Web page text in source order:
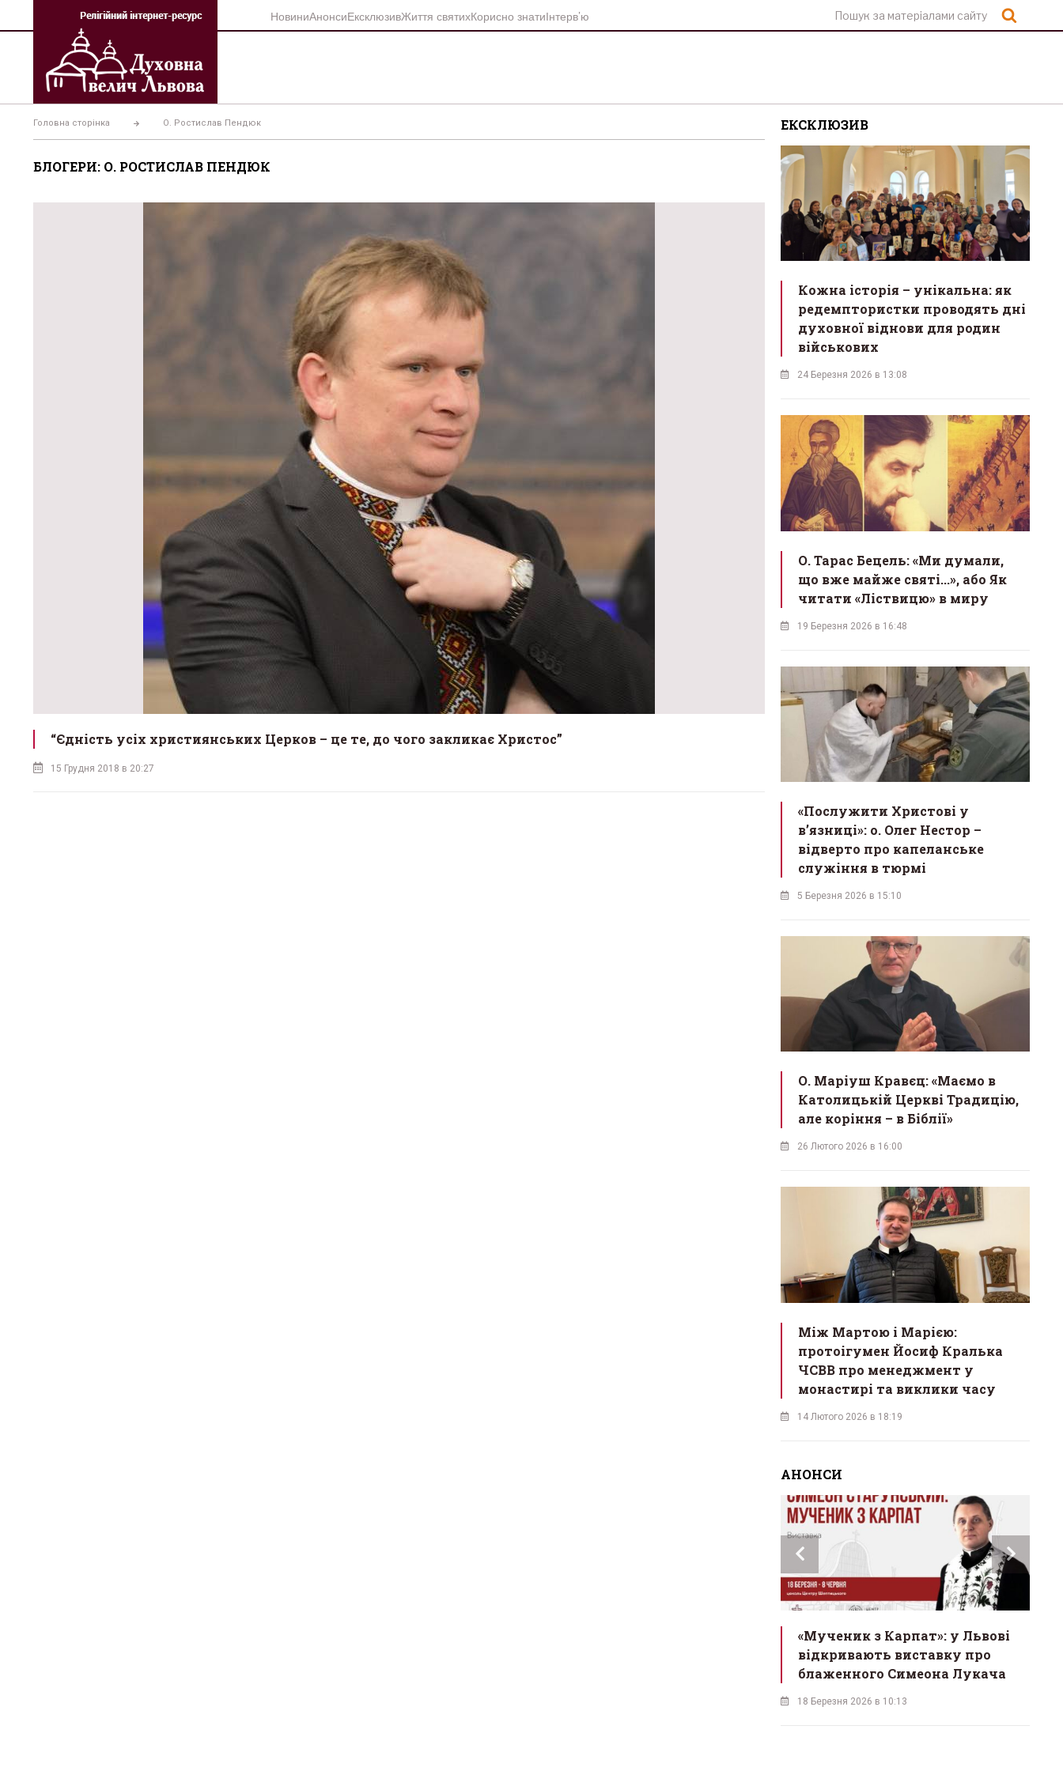
вмісту
НовиниАнонсиЕксклюзивЖиття святихКорисно знатиІнтерв’ю
Головна сторінка О. Ростислав Пендюк
БЛОГЕРИ: О. РОСТИСЛАВ ПЕНДЮК
“Єдність усіх християнських Церков – це те, до чого закликає Христос”
15 Грудня 2018 в 20:27
ЕКСКЛЮЗИВ
Кожна історія – унікальна: як
редемптористки проводять дні
духовної віднови для родин
військових
24 Березня 2026 в 13:08
О. Тарас Бецель: «Ми думали,
що вже майже святі...», або Як
читати «Ліствицю» в миру
19 Березня 2026 в 16:48
«Послужити Христові у
вʼязниці»: о. Олег Нестор –
відверто про капеланське
служіння в тюрмі
5 Березня 2026 в 15:10
О. Маріуш Кравєц: «Маємо в
Католицькій Церкві Традицію,
але коріння – в Біблії»
26 Лютого 2026 в 16:00
Між Мартою і Марією:
протоігумен Йосиф Кралька
ЧСВВ про менеджмент у
монастирі та виклики часу
14 Лютого 2026 в 18:19
АНОНСИ
«Мученик з Карпат»: у Львові
відкривають виставку про
блаженного Симеона Лукача
18 Березня 2026 в 10:13